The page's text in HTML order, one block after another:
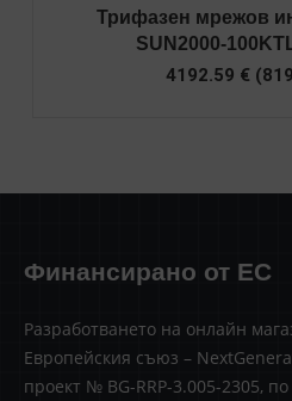
Трифазен мрежов
SUN2000-
4192.59 € (
Финансирано от ЕС
Разработването на онлайн
Европейския съюз –
проект № BG-RRP-3.005-2305,